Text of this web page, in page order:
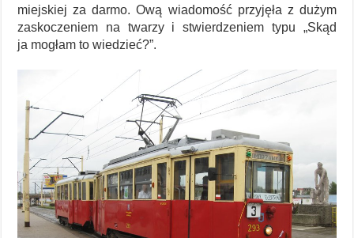
miejskiej za darmo. Ową wiadomość przyjęła z dużym
zaskoczeniem na twarzy i stwierdzeniem typu „Skąd
ja mogłam to wiedzieć?”.